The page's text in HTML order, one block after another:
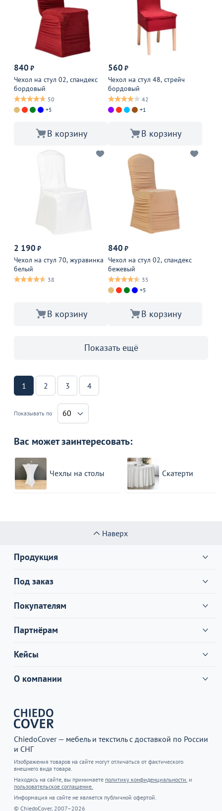
840 ₽
Чехол на стул 02, спандекс
бордовый
50
+5
В корзину
560 ₽
Чехол на стул 48, стрейч
бордовый
42
+1
В корзину
2 190 ₽
Чехол на стул 70, журавинка
белый
38
В корзину
840 ₽
Чехол на стул 02, спандекс
бежевый
35
+5
В корзину
Показать ещё
1 2 3 4
Показывать по 60
Вас может заинтересовать:
Чехлы на столы Скатерти
Наверх
Продукция
Под заказ
Покупателям
Партнёрам
Кейсы
О компании
ChiedoCover — мебель и текстиль с доставкой по России
и СНГ
Изображения товаров на сайте могут отличаться от фактического
внешнего вида товара.
Находясь на сайте, вы принимаете политику конфиденциальности. и
пользовательское соглашение.
Информация на сайте не является публичной офертой.
© ChiedoCover, 2007–2026